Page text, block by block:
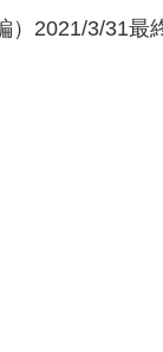
2021/3/31最